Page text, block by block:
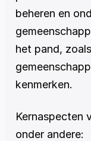
beheren en
het pand,
kenmerken.
Kernaspecten
onder andere: